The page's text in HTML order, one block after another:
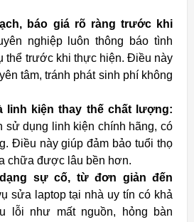
báo giá rõ ràng trước khi
nghiệp luôn thông báo tình
thể trước khi thực hiện. Điều này
tâm, tránh phát sinh phí không
linh kiện thay thế chất lượng:
sử dụng linh kiện chính hãng, có
Điều này giúp đảm bảo tuổi thọ
chữa được lâu bền hơn.
sự cố, từ đơn giản đến
sửa laptop tại nhà uy tín có khả
lỗi như mất nguồn, hỏng bàn